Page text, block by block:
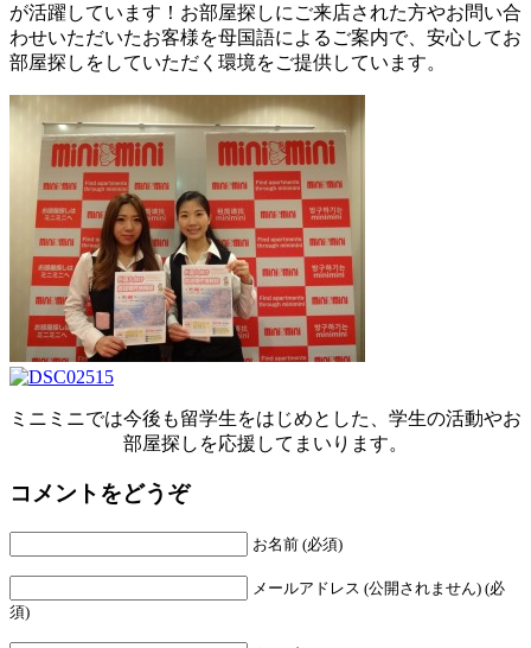
が活躍しています！お部屋探しにご来店された方やお問い合
わせいただいたお客様を母国語によるご案内で、安心してお
部屋探しをしていただく環境をご提供しています。
ミニミニでは今後も留学生をはじめとした、学生の活動やお
部屋探しを応援してまいります。
コメントをどうぞ
お名前 (必須)
メールアドレス (公開されません) (必
須)